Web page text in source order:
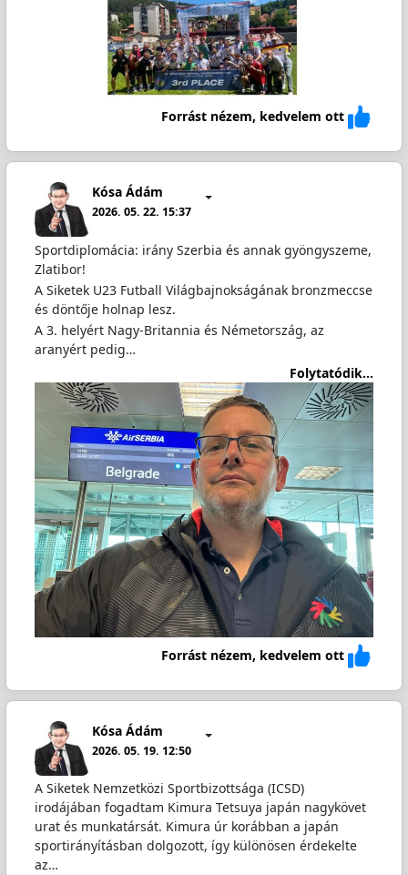
Forrást nézem, kedvelem ott
Kósa Ádám
2026. 05. 22. 15:37
Sportdiplomácia: irány Szerbia és annak gyöngyszeme,
Zlatibor!
A Siketek U23 Futball Világbajnokságának bronzmeccse
és döntője holnap lesz.
A 3. helyért Nagy-Britannia és Németország, az
aranyért pedig…
Folytatódik...
Forrást nézem, kedvelem ott
Kósa Ádám
2026. 05. 19. 12:50
A Siketek Nemzetközi Sportbizottsága (ICSD)
irodájában fogadtam Kimura Tetsuya japán nagykövet
urat és munkatársát. Kimura úr korábban a japán
sportirányításban dolgozott, így különösen érdekelte
az…